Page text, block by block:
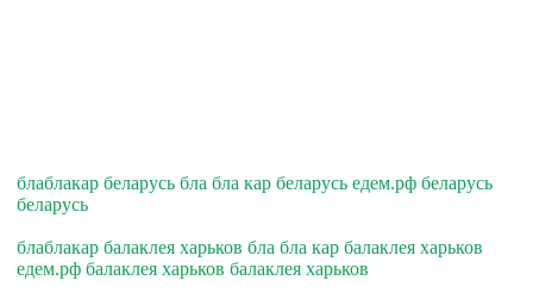
блаблакар беларусь бла бла кар беларусь едем.рф беларусь
беларусь
блаблакар балаклея харьков бла бла кар балаклея харьков
едем.рф балаклея харьков балаклея харьков